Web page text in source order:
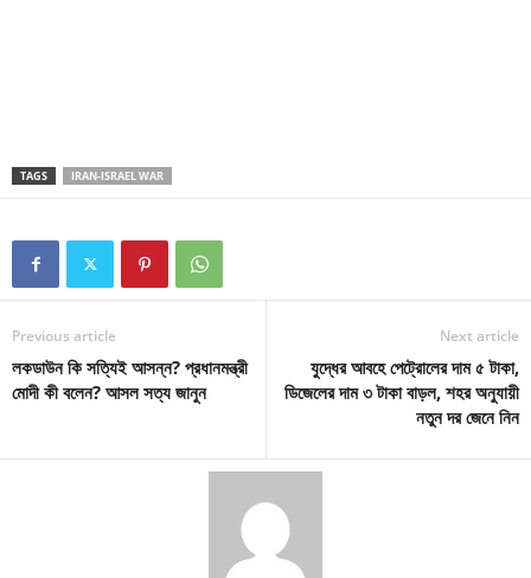
TAGS IRAN-ISRAEL WAR
Previous article
লকডাউন কি সত্যিই আসন্ন? প্রধানমন্ত্রী
মোদী কী বলেন? আসল সত্য জানুন
Next article
যুদ্ধের আবহে পেট্রোলের দাম ৫ টাকা,
ডিজেলের দাম ৩ টাকা বাড়ল, শহর অনুযায়ী
নতুন দর জেনে নিন